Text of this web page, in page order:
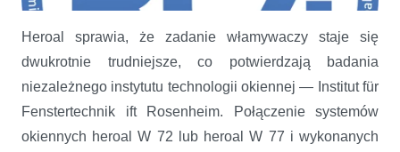
Heroal sprawia, że zadanie włamywaczy staje się
dwukrotnie trudniejsze, co potwierdzają badania
niezależnego instytutu technologii okiennej — Institut für
Fenstertechnik ift Rosenheim. Połączenie systemów
okiennych heroal W 72 lub heroal W 77 i wykonanych